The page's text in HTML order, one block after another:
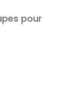
pour